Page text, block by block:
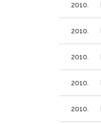
2010.
2010.
2010.
2010.
2010.